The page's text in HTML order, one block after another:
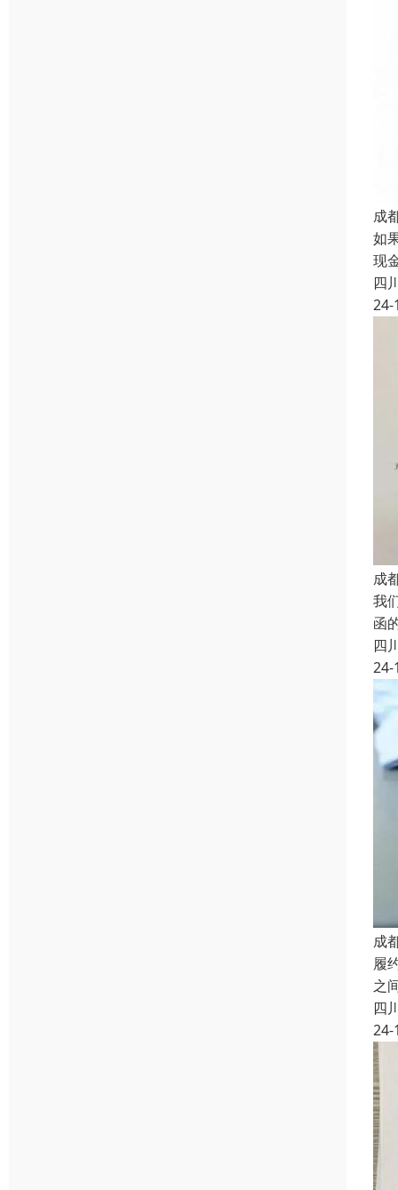
成
如
现
四
24-
成
我
函
四
24-
成
履
之
四
24-